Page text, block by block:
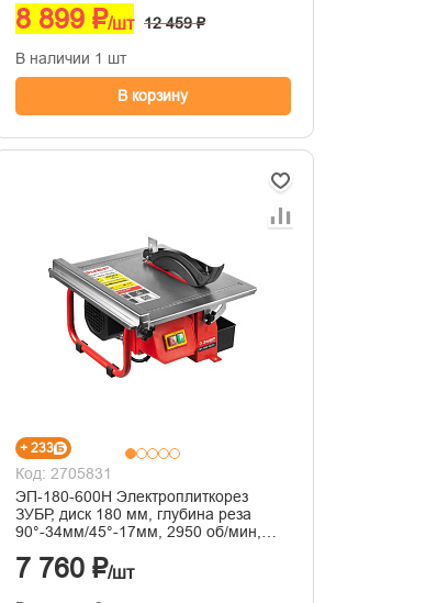
8 899 ₽/шт 12 459 ₽
В наличии 1 шт
В корзину
+ 233
Код: 2705831
ЭП-180-600Н Электроплиткорез
ЗУБР, диск 180 мм, глубина реза
90°-34мм/45°-17мм, 2950 об/мин,
7 760 ₽/шт